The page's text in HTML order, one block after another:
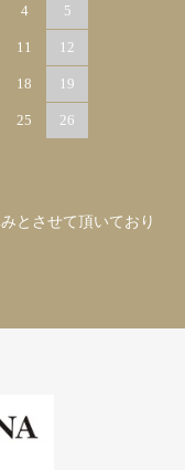
4 5
11 12
18 19
25 26
とさせて頂いており